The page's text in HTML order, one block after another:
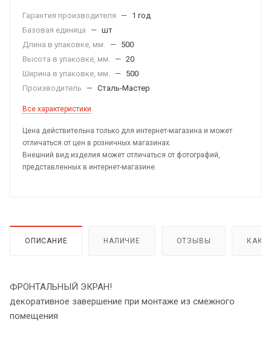
Гарантия производителя — 1 год
Базовая единица
— шт
Длина в упаковке, мм.
— 500
Высота в упаковке, мм.
— 20
Ширина в упаковке, мм.
— 500
Производитель
— Сталь-Мастер
Все характеристики
Цена действительна только для интернет-магазина и может
отличаться от цен в розничных магазинах.
Внешний вид изделия может отличаться от фотографий,
представленных в интернет-магазине.
ОПИСАНИЕ НАЛИЧИЕ ОТЗЫВЫ КАК
ФРОНТАЛЬНЫЙ ЭКРАН!
декоративное завершение при монтаже из смежного
помещения